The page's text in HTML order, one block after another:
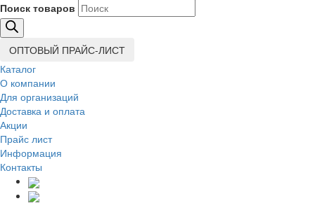
Поиск товаров
ОПТОВЫЙ ПРАЙС-ЛИСТ
Каталог
О компании
Для организаций
Доставка и оплата
Акции
Прайс лист
Информация
Контакты